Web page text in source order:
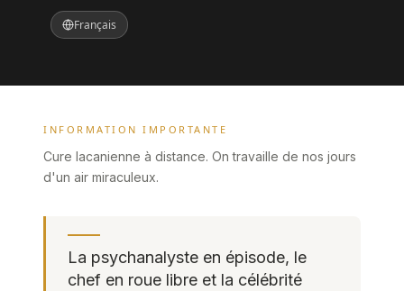
Français
INFORMATION IMPORTANTE
Cure lacanienne à distance. On travaille de nos jours
d'un air miraculeux.
La psychanalyste en épisode, le
chef en roue libre et la célébrité